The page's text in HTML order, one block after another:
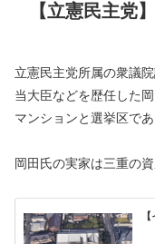
【立憲民主党
立憲民主党所属の衆議
当大臣などを歴任した
マンションと選挙区で
岡田氏の実家は三重の